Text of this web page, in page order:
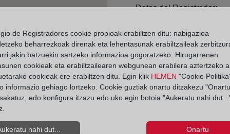
Datos del Registrador:
Delegado de Protección
dpo@corpme.es
el distrito hipotecario
de Registradores cookie propioak erabiltzen ditu: nabigazioa
beharrezkoak direnak eta lehentasunak erabiltzaileak
jakin batzuekin sartzeko informazioa gogoratzeko. Hirugarrenen
cookieak eta erabiltzailearen webgunean erabilera aztertzeko
cookieak ere erabiltzen ditu. Egin klik HEMEN "Cookie
informazio gehiago lortzeko. Cookie guztiak onartu ditzakezu
edo konfigura itzazu edo uko egin botoia "Aukeratu nahi
nahi dut... Onartu